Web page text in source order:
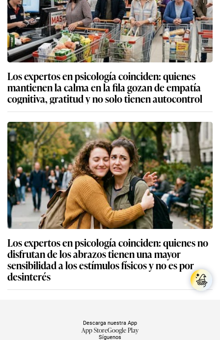
Los expertos en psicología coinciden: quienes
mantienen la calma en la fila gozan de empatía
cognitiva, gratitud y no solo tienen autocontrol
Los expertos en psicología coinciden: quienes no
disfrutan de los abrazos tienen una mayor
sensibilidad a los estímulos físicos y no es por
desinterés
Síguenos
Descarga nuestra App
App StoreGoogle Play